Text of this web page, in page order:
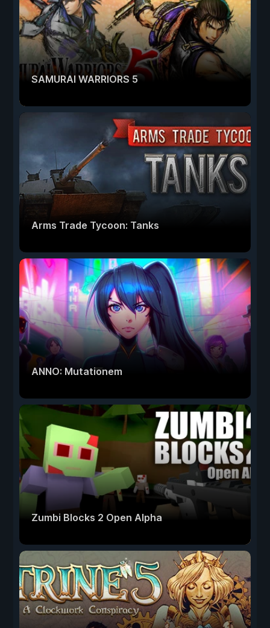
SAMURAI WARRIORS 5
Arms Trade Tycoon: Tanks
ANNO: Mutationem
Zumbi Blocks 2 Open Alpha